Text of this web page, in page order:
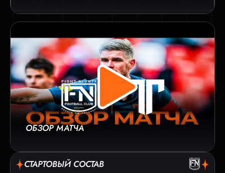
ОБЗОР МАТЧА
СТАРТОВЫЙ СОСТАВ